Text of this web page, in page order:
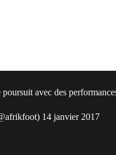
avec des
14 janvier 2017